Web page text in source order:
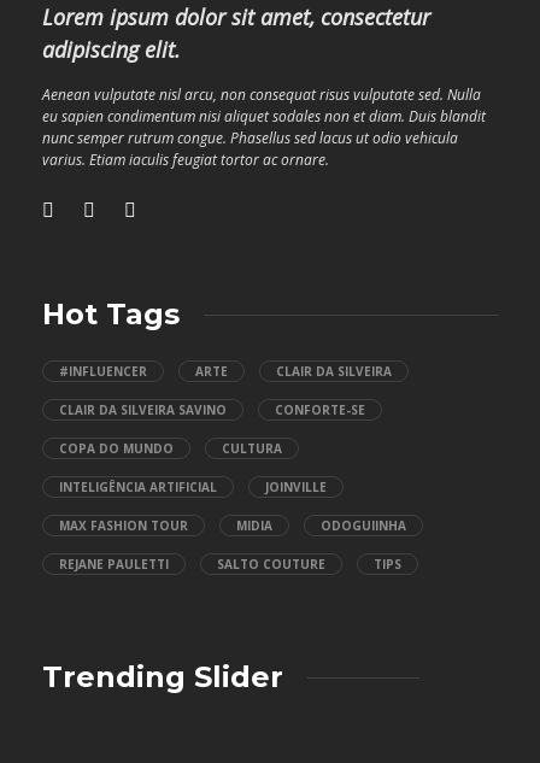
Lorem ipsum dolor sit amet, consectetur
adipiscing elit.
Aenean vulputate nisl arcu, non consequat risus vulputate sed. Nulla
eu sapien condimentum nisi aliquet sodales non et diam. Duis blandit
nunc semper rutrum congue. Phasellus sed lacus ut odio vehicula
varius. Etiam iaculis feugiat tortor ac ornare.
Hot Tags
#INFLUENCER ARTE CLAIR DA SILVEIRA
CLAIR DA SILVEIRA SAVINO CONFORTE-SE
COPA DO MUNDO CULTURA
INTELIGÊNCIA ARTIFICIAL JOINVILLE
MAX FASHION TOUR MIDIA ODOGUIINHA
REJANE PAULETTI SALTO COUTURE TIPS
Trending Slider